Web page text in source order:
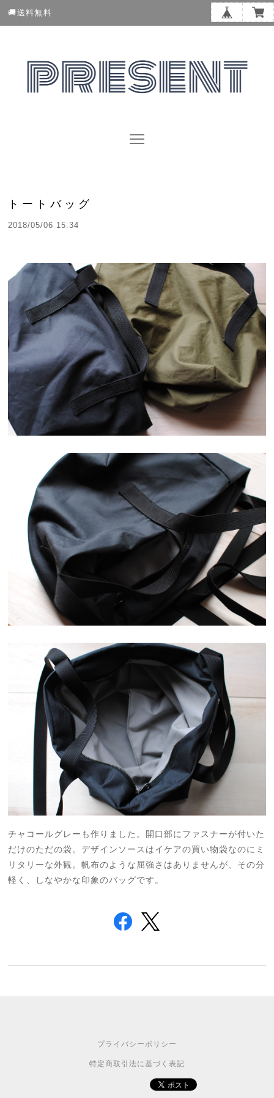
🚚送料無料
トートバッグ
2018/05/06 15:34
チャコールグレーも作りました。開口部にファスナーが付いた
だけのただの袋。デザインソースはイケアの買い物袋なのにミ
リタリーな外観。帆布のような屈強さはありませんが、その分
軽く、しなやかな印象のバッグです。
プライバシーポリシー
特定商取引法に基づく表記